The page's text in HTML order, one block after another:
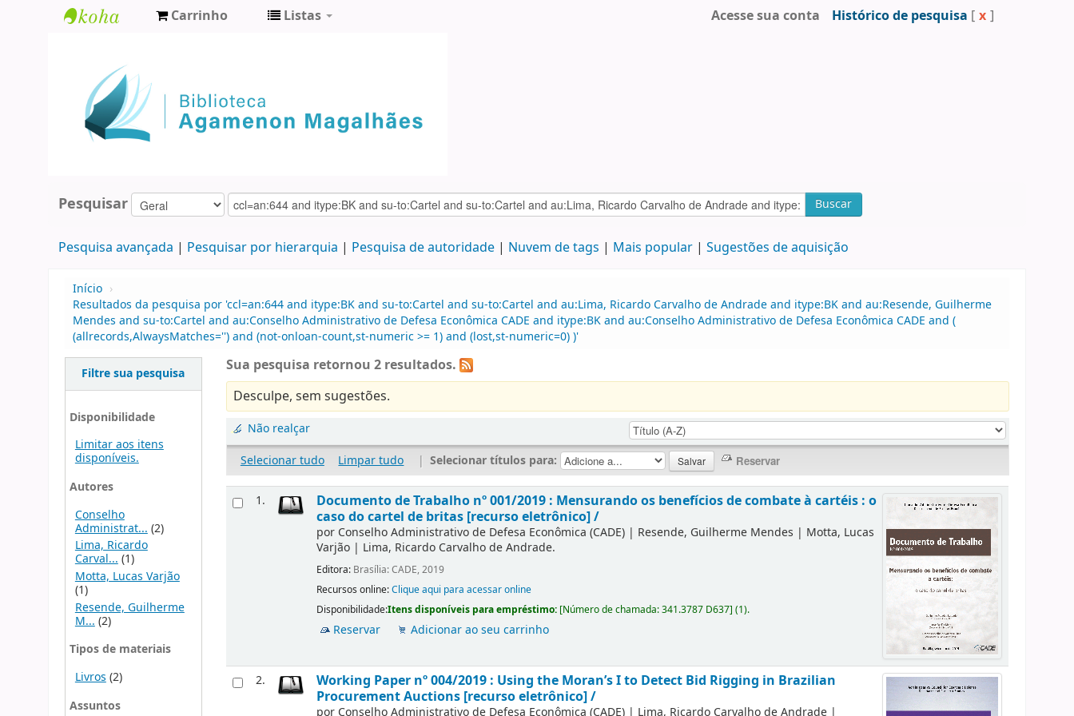
Agamenon
Magalhães
Carrinho Listas Acesse sua conta Histórico de pesquisa [ x ]
Pesquisar Buscar
Pesquisa avançada Pesquisar por hierarquia Pesquisa de autoridade Nuvem de tags Mais popular Sugestões de aquisição
Início ›
Resultados da pesquisa por 'ccl=an:644 and itype:BK and su-to:Cartel and su-to:Cartel and au:Lima, Ricardo Carvalho de Andrade and itype:BK and au:Resende, Guilherme
Mendes and su-to:Cartel and au:Conselho Administrativo de Defesa Econômica CADE and itype:BK and au:Conselho Administrativo de Defesa Econômica CADE and (
(allrecords,AlwaysMatches='') and (not-onloan-count,st-numeric >= 1) and (lost,st-numeric=0) )'
Filtre sua pesquisa
Disponibilidade
Limitar aos itens
disponíveis.
Autores
Conselho
Administrat... (2)
Lima, Ricardo
Carval...(1)
Motta, Lucas Varjão
(1)
Resende, Guilherme
M... (2)
Tipos de materiais
Livros (2)
Assuntos
Sua pesquisa retornou 2 resultados.
Desculpe, sem sugestões.
Não realçar
Selecionar tudo
Limpar tudo | Selecionar títulos para:
1.
Documento de Trabalho nº 001/2019 : Mensurando os benefícios de combate à cartéis : o
caso do cartel de britas [recurso eletrônico] /
por Conselho Administrativo de Defesa Econômica (CADE) | Resende, Guilherme Mendes | Motta, Lucas
Varjão | Lima, Ricardo Carvalho de Andrade.
Editora: Brasília: CADE, 2019
Recursos online:Clique aqui para acessar online
Disponibilidade:Itens disponíveis para empréstimo: [Número de chamada:341.3787 D637](1).
Reservar Adicionar ao seu carrinho
2.
Working Paper nº 004/2019 : Using the Moran’s I to Detect Bid Rigging in Brazilian
Procurement Auctions [recurso eletrônico] /